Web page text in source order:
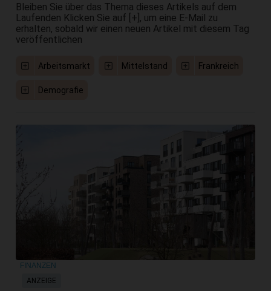
Bleiben Sie über das Thema dieses Artikels auf dem
Laufenden Klicken Sie auf [+], um eine E-Mail zu
erhalten, sobald wir einen neuen Artikel mit diesem Tag
veröffentlichen
Arbeitsmarkt Mittelstand Frankreich
Demografie
ANZEIGE
FINANZEN